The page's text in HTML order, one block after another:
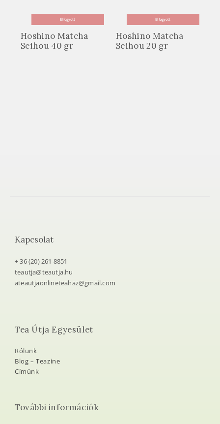
Elfogyott
Hoshino Matcha
Seihou 40 gr
Elfogyott
Hoshino Matcha
Seihou 20 gr
Kapcsolat
+ 36 (20) 261 8851
teautja@teautja.hu
ateautjaonlineteahaz@gmail.com
Tea Útja Egyesület
Rólunk
Blog – Teazine
Címünk
További információk